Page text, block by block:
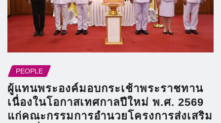
PEOPLE
ผู้แทนพระองค์มอบกระเช้าพระราชทาน
เนื่องในโอกาสเทศกาลปีใหม่ พ.ศ. 2569
แก่คณะกรรมการอำนวยโครงการส่งเสริม